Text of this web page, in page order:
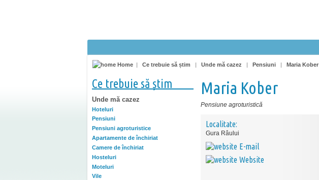
Home | Ce trebuie să știm | Unde mă cazez | Pensiuni | Maria Kober
Ce trebuie să știm
Unde mă cazez
Hoteluri
Pensiuni
Pensiuni agroturistice
Apartamente de închiriat
Camere de închiriat
Hosteluri
Moteluri
Vile
Maria Kober
Pensiune agroturistică
Localitate:
Gura Râului
E-mail
Website